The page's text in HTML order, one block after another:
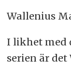
Wallenius
I likhet med
serien är